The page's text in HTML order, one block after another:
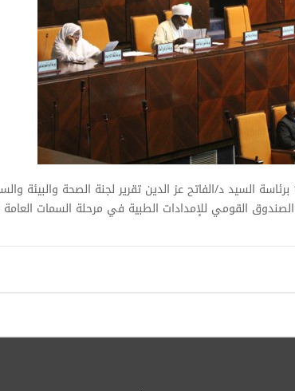
اجاز المجلس الوطني يوم الأثنين الموافق 19/1/2015 برئاسة السيد د/الفاتح عز الدين تقرير لجنة الصحة
القومي للإمدادات الطبية في مرحلة السمات